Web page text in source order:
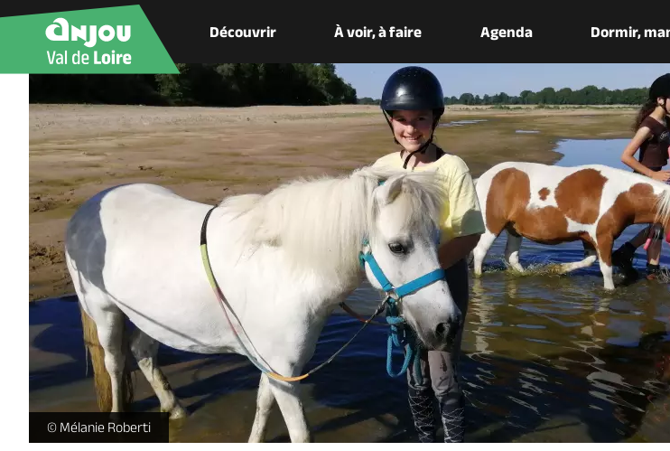
Découvrir À voir, à faire Agenda Dormir,
Poneys de Loire - Rafraichissement estival sur la plage de Béhuard_1 -
© Mélanie Roberti